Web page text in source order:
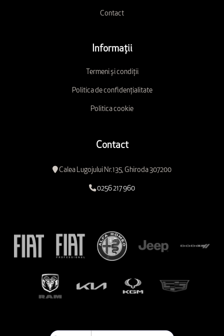
Contact
Informații
Termeni și condiții
Politica de confidențialitate
Politica cookie
Contact
Calea Lugojului Nr.135, Ghiroda 307200
0256 217 960